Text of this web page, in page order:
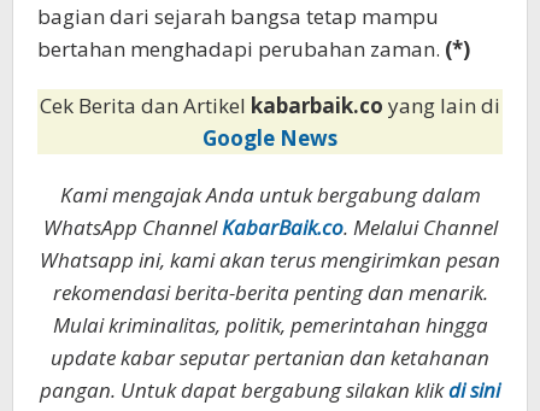
bagian dari sejarah bangsa tetap mampu
bertahan menghadapi perubahan zaman. (*)
Cek Berita dan Artikel kabarbaik.co yang lain di
Google News
Kami mengajak Anda untuk bergabung dalam
WhatsApp ChannelKabarBaik.co. Melalui Channel
Whatsapp ini, kami akan terus mengirimkan pesan
rekomendasi berita-berita penting dan menarik.
Mulai kriminalitas, politik, pemerintahan hingga
update kabar seputar pertanian dan ketahanan
pangan. Untuk dapat bergabung silakan klikdi sini